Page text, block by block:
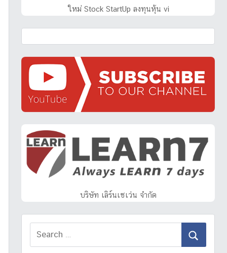
ใหม่ Stock StartUp ลงทุนหุ้น vi
บริษัท เลิร์นเซเว่น จำกัด